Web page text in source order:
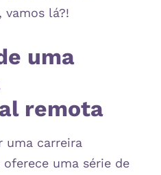
vamos lá?!
uma
remota
uma carreira
uma série de